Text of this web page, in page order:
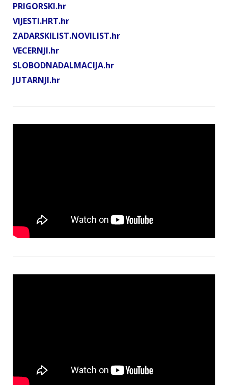
PRIGORSKI.hr
VIJESTI.HRT.hr
ZADARSKILIST.NOVILIST.hr
VECERNJI.hr
SLOBODNADALMACIJA.hr
JUTARNJI.hr